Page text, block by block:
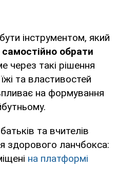
інструментом, який
самостійно обрати
через такі рішення
та властивостей
на формування
та вчителів
здорового ланчбокса:
на платформі